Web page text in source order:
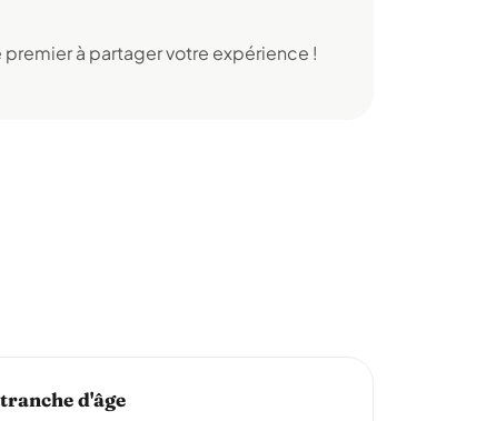
à partager votre expérience !
d'âge